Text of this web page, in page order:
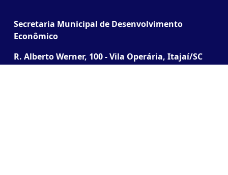
Secretaria Municipal de Desenvolvimento
Econômico
R. Alberto Werner, 100 - Vila Operária, Itajaí/SC